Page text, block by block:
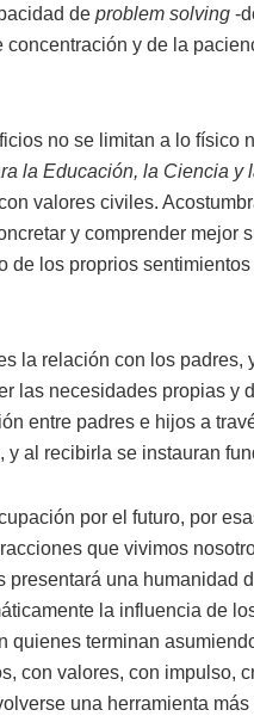
de problem solving -
y de la
no se limitan a lo físico
la Educación, la Ciencia y
valores civiles.
y comprender mejor
de los proprios
la relación con los
las necesidades propias y
entre padres e hijos a
al recibirla se instauran
por el futuro, por
que vivimos
una humanidad
la influencia de
quienes terminan
con valores, con impulso,
una herramienta